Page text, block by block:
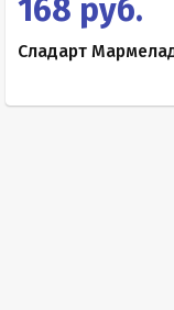
168 руб.
Сладарт